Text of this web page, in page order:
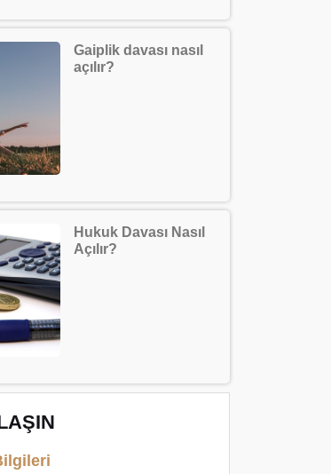
Gaiplik davası nasıl
açılır?
Hukuk Davası Nasıl
Açılır?